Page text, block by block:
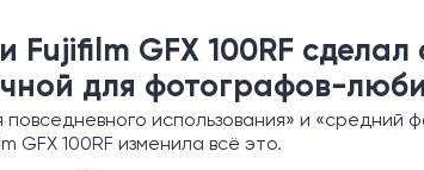
Fujifilm GFX 100RF
для фотографов-
повседневного использования» и
GFX 100RF изменила всё это.